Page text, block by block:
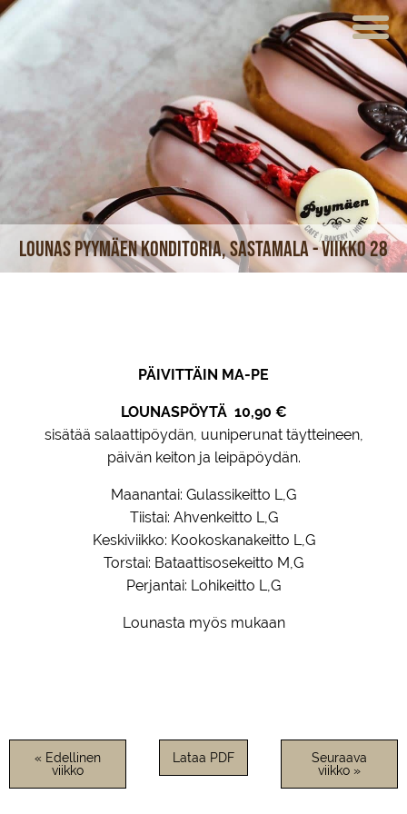
ETUSIVU
VERKKOKAUPPA
KAHVILAT
LOUNAS
MEISTÄ
TUOTTEET
HOTELLI
Lounas Pyymäen Konditoria, Sastamala - viikko 28
PÄIVITTÄIN MA-PE
LOUNASPÖYTÄ 10,90 €
sisätää salaattipöydän, uuniperunat täytteineen,
päivän keiton ja leipäpöydän.
Maanantai: Gulassikeitto L,G
Tiistai: Ahvenkeitto L,G
Keskiviikko: Kookoskanakeitto L,G
Torstai: Bataattisosekeitto M,G
Perjantai: Lohikeitto L,G
Lounasta myös mukaan
« Edellinen
viikko
Lataa PDF
Seuraava
viikko »